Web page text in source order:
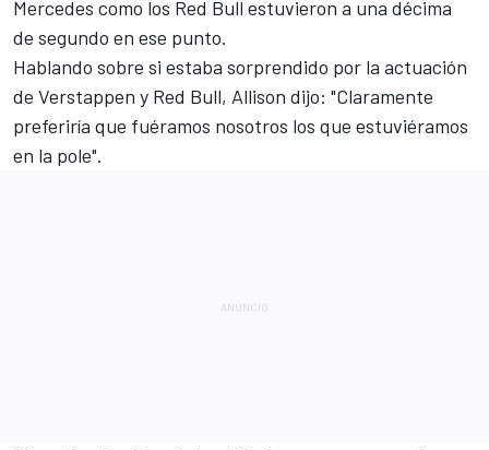
Mercedes como los Red Bull estuvieron a una décima
de segundo en ese punto.
Hablando sobre si estaba sorprendido por la actuación
de Verstappen y Red Bull, Allison dijo: "Claramente
preferiría que fuéramos nosotros los que estuviéramos
en la pole".